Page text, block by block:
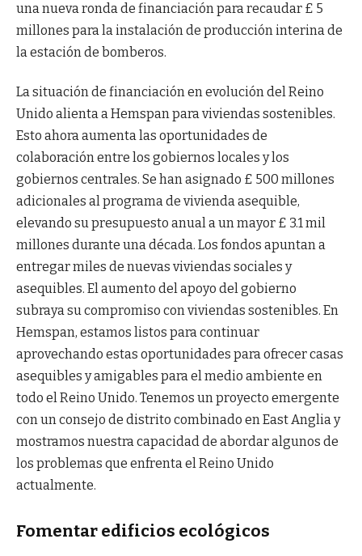
una nueva ronda de financiación para recaudar £ 5
millones para la instalación de producción interina de
la estación de bomberos.
La situación de financiación en evolución del Reino
Unido alienta a Hemspan para viviendas sostenibles.
Esto ahora aumenta las oportunidades de
colaboración entre los gobiernos locales y los
gobiernos centrales. Se han asignado £ 500 millones
adicionales al programa de vivienda asequible,
elevando su presupuesto anual a un mayor £ 3.1 mil
millones durante una década. Los fondos apuntan a
entregar miles de nuevas viviendas sociales y
asequibles. El aumento del apoyo del gobierno
subraya su compromiso con viviendas sostenibles. En
Hemspan, estamos listos para continuar
aprovechando estas oportunidades para ofrecer casas
asequibles y amigables para el medio ambiente en
todo el Reino Unido. Tenemos un proyecto emergente
con un consejo de distrito combinado en East Anglia y
mostramos nuestra capacidad de abordar algunos de
los problemas que enfrenta el Reino Unido
actualmente.
Fomentar edificios ecológicos